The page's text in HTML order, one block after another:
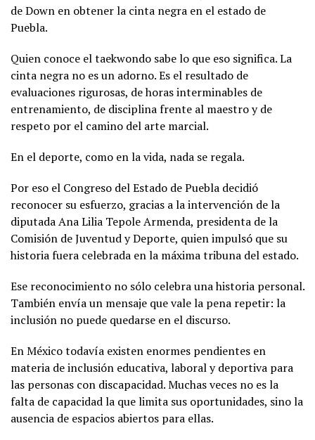
de Down en obtener la cinta negra en el estado de
Puebla.
Quien conoce el taekwondo sabe lo que eso significa. La
cinta negra no es un adorno. Es el resultado de
evaluaciones rigurosas, de horas interminables de
entrenamiento, de disciplina frente al maestro y de
respeto por el camino del arte marcial.
En el deporte, como en la vida, nada se regala.
Por eso el Congreso del Estado de Puebla decidió
reconocer su esfuerzo, gracias a la intervención de la
diputada Ana Lilia Tepole Armenda, presidenta de la
Comisión de Juventud y Deporte, quien impulsó que su
historia fuera celebrada en la máxima tribuna del estado.
Ese reconocimiento no sólo celebra una historia personal.
También envía un mensaje que vale la pena repetir: la
inclusión no puede quedarse en el discurso.
En México todavía existen enormes pendientes en
materia de inclusión educativa, laboral y deportiva para
las personas con discapacidad. Muchas veces no es la
falta de capacidad la que limita sus oportunidades, sino la
ausencia de espacios abiertos para ellas.